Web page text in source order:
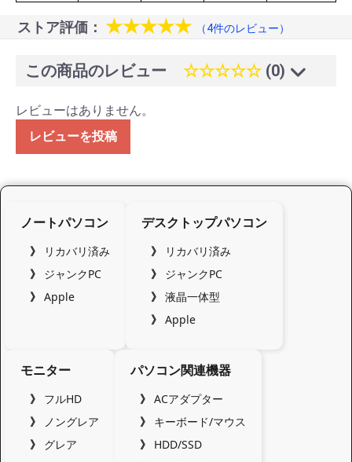
ストア評価： ★★★★★ （4件のレビュー）
この商品のレビュー ☆☆☆☆☆ (0)
レビューはありません。
レビューを投稿
ノートパソコン
リカバリ済み
ジャンクPC
Apple
デスクトップパソコン
リカバリ済み
ジャンクPC
液晶一体型
Apple
モニター
フルHD
ノングレア
グレア
パソコン関連機器
ACアダプター
キーボード/マウス
HDD/SSD